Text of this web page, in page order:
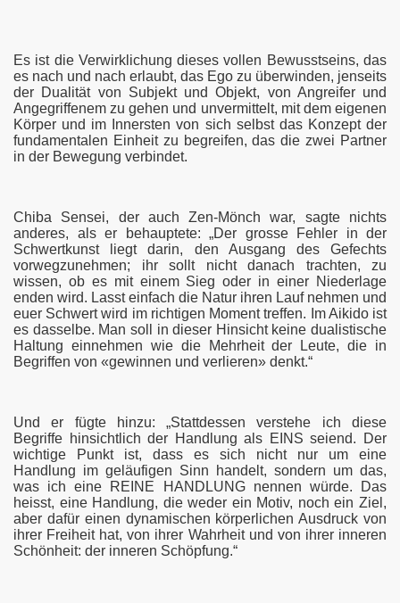
Es ist die Verwirklichung dieses vollen Bewusstseins, das
es nach und nach erlaubt, das Ego zu überwinden, jenseits
der Dualität von Subjekt und Objekt, von Angreifer und
Angegriffenem zu gehen und unvermittelt, mit dem eigenen
Körper und im Innersten von sich selbst das Konzept der
fundamentalen Einheit zu begreifen, das die zwei Partner
in der Bewegung verbindet.
Chiba Sensei, der auch Zen-Mönch war, sagte nichts
anderes, als er behauptete: „Der grosse Fehler in der
Schwertkunst liegt darin, den Ausgang des Gefechts
vorwegzunehmen; ihr sollt nicht danach trachten, zu
wissen, ob es mit einem Sieg oder in einer Niederlage
enden wird. Lasst einfach die Natur ihren Lauf nehmen und
euer Schwert wird im richtigen Moment treffen. Im Aikido ist
es dasselbe. Man soll in dieser Hinsicht keine dualistische
Haltung einnehmen wie die Mehrheit der Leute, die in
Begriffen von «gewinnen und verlieren» denkt.“
Und er fügte hinzu: „Stattdessen verstehe ich diese
Begriffe hinsichtlich der Handlung als EINS seiend. Der
wichtige Punkt ist, dass es sich nicht nur um eine
Handlung im geläufigen Sinn handelt, sondern um das,
was ich eine REINE HANDLUNG nennen würde. Das
heisst, eine Handlung, die weder ein Motiv, noch ein Ziel,
aber dafür einen dynamischen körperlichen Ausdruck von
ihrer Freiheit hat, von ihrer Wahrheit und von ihrer inneren
Schönheit: der inneren Schöpfung.“